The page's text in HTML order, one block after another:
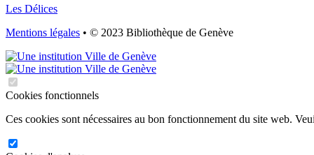
Les Délices
Mentions légales • © 2023 Bibliothèque de Genève
Cookies fonctionnels
Ces cookies sont nécessaires au bon fonctionnement du site web.